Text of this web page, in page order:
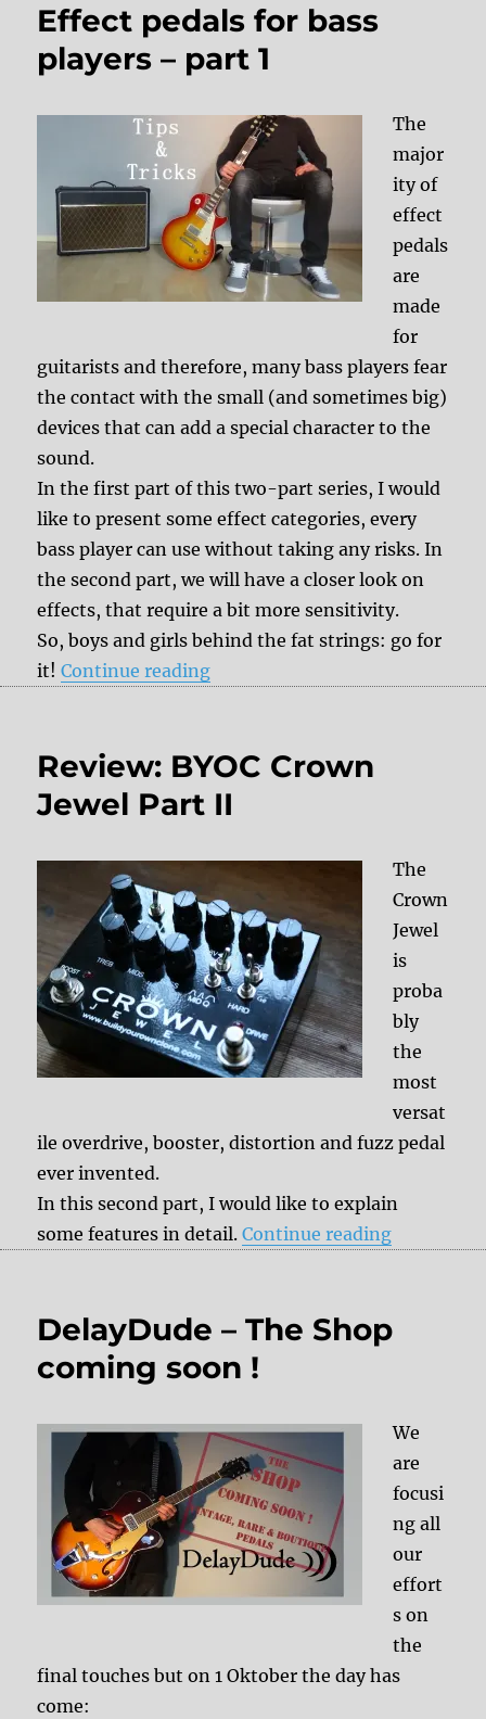
Effect pedals for bass
players – part 1
The
major
ity of
effect
pedals
are
made
for
guitarists and therefore, many bass players fear
the contact with the small (and sometimes big)
devices that can add a special character to the
sound.
In the first part of this two-part series, I would
like to present some effect categories, every
bass player can use without taking any risks. In
the second part, we will have a closer look on
effects, that require a bit more sensitivity.
So, boys and girls behind the fat strings: go for
it!Continue reading“Effect pedals for bass players
Review: BYOC Crown
Jewel Part II
The
Crown
Jewel
is
proba
bly
the
most
versat
ile overdrive, booster, distortion and fuzz pedal
ever invented.
In this second part, I would like to explain
some features in detail.Continue reading“Review:
DelayDude – The Shop
coming soon !
We
are
focusi
ng all
our
effort
s on
the
final touches but on 1 Oktober the day has
come: